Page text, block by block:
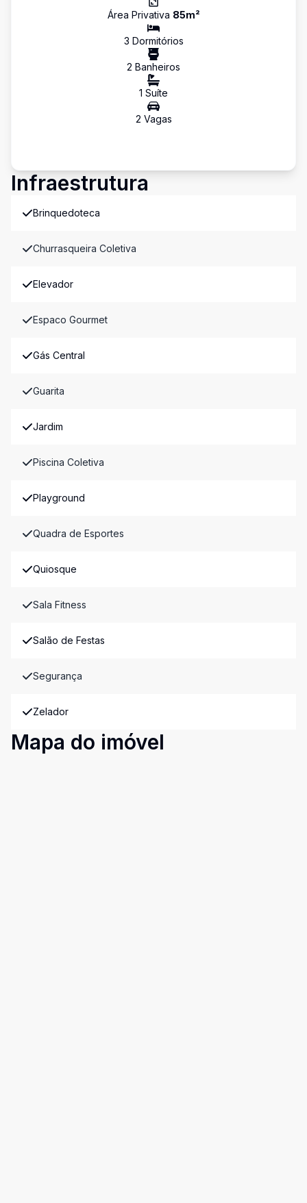
Área Privativa 85m²
3 Dormitórios
2 Banheiros
1 Suíte
2 Vagas
Infraestrutura
Brinquedoteca
Churrasqueira Coletiva
Elevador
Espaco Gourmet
Gás Central
Guarita
Jardim
Piscina Coletiva
Playground
Quadra de Esportes
Quiosque
Sala Fitness
Salão de Festas
Segurança
Zelador
Mapa do imóvel